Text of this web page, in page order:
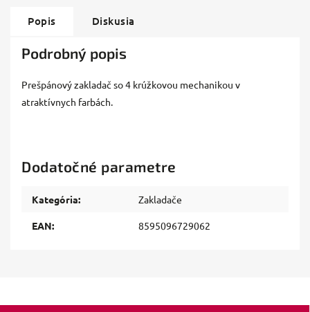
Popis Diskusia
Podrobný popis
Prešpánový zakladač so 4 krúžkovou mechanikou v
atraktívnych farbách.
Dodatočné parametre
Kategória: Zakladače
EAN: 8595096729062